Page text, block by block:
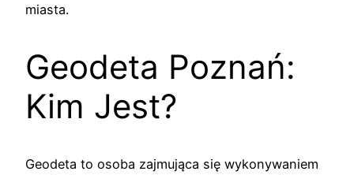
miasta.
Geodeta Poznań:
Kim Jest?
Geodeta to osoba zajmująca się wykonywaniem